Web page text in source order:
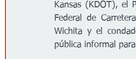
Kansas (KDOT), el
Federal de
Wichita y el
pública informal